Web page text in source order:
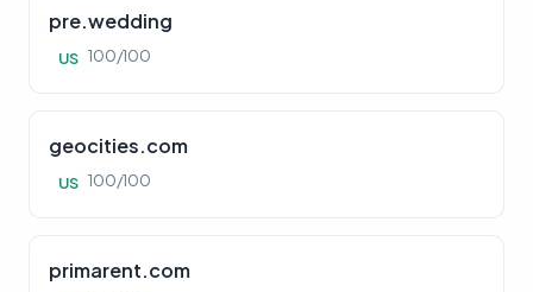
pre.wedding
US 100/100
geocities.com
US 100/100
primarent.com